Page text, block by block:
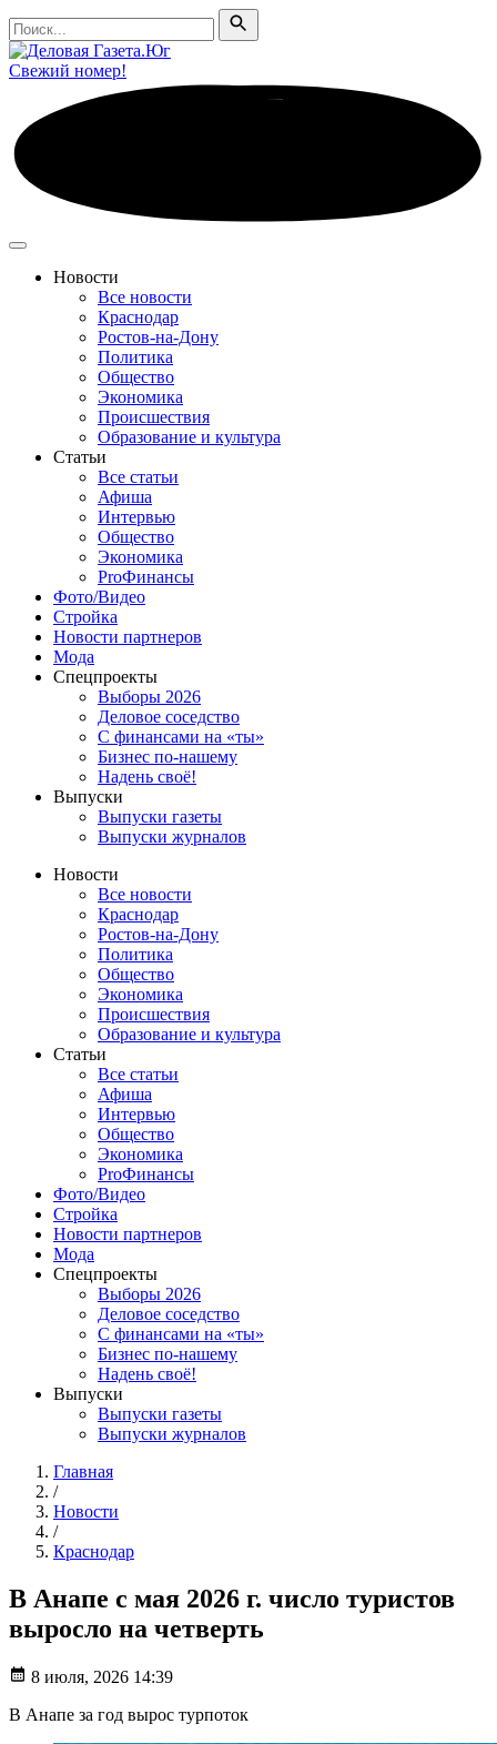
Поиск
Поиск
Свежий номер!
Новости
Все новости
Краснодар
Ростов-на-Дону
Политика
Общество
Экономика
Происшествия
Образование и культура
Статьи
Все статьи
Афиша
Интервью
Общество
Экономика
ProФинансы
Фото/Видео
Стройка
Новости партнеров
Мода
Спецпроекты
Выборы 2026
Деловое соседство
С финансами на «ты»
Бизнес по-нашему
Надень своё!
Выпуски
Выпуски газеты
Выпуски журналов
Новости
Все новости
Краснодар
Ростов-на-Дону
Политика
Общество
Экономика
Происшествия
Образование и культура
Статьи
Все статьи
Афиша
Интервью
Общество
Экономика
ProФинансы
Фото/Видео
Стройка
Новости партнеров
Мода
Спецпроекты
Выборы 2026
Деловое соседство
С финансами на «ты»
Бизнес по-нашему
Надень своё!
Выпуски
Выпуски газеты
Выпуски журналов
Главная
/
Новости
/
Краснодар
В Анапе с мая 2026 г. число туристов
выросло на четверть
8 июля, 2026 14:39
В Анапе за год вырос турпоток